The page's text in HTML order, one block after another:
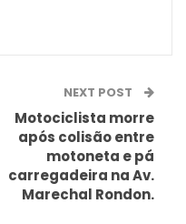
NEXT POST
Motociclista morre
após colisão entre
motoneta e pá
carregadeira na Av.
Marechal Rondon.